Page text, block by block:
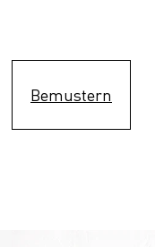
Bemustern